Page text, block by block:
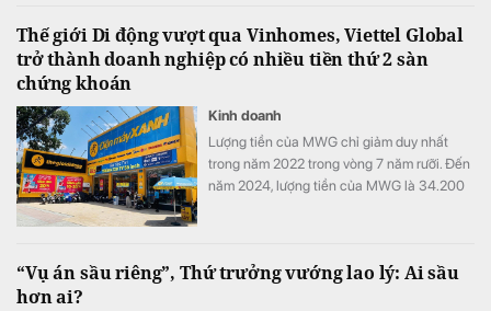
Thế giới Di động vượt qua Vinhomes, Viettel Global
trở thành doanh nghiệp có nhiều tiền thứ 2 sàn
chứng khoán
Kinh doanh
Lượng tiền của MWG chỉ giảm duy nhất
trong năm 2022 trong vòng 7 năm rưỡi. Đến
năm 2024, lượng tiền của MWG là 34.200
“Vụ án sầu riêng”, Thứ trưởng vướng lao lý: Ai sầu
hơn ai?